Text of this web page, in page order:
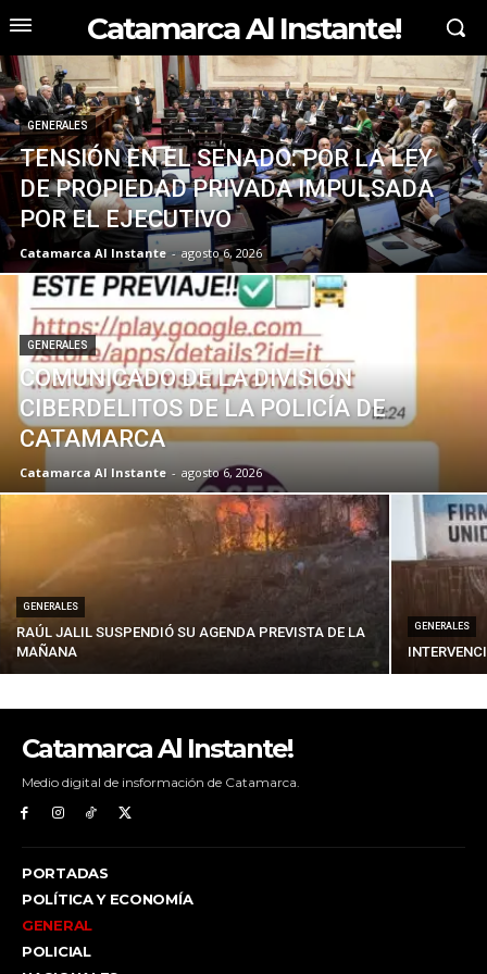
Catamarca Al Instante!
GENERALES
TENSIÓN EN EL SENADO: POR LA LEY
DE PROPIEDAD PRIVADA IMPULSADA
POR EL EJECUTIVO
Catamarca Al Instante - agosto 6, 2026
GENERALES
COMUNICADO DE LA DIVISIÓN
CIBERDELITOS DE LA POLICÍA DE
CATAMARCA
Catamarca Al Instante - agosto 6, 2026
GENERALES
RAÚL JALIL SUSPENDIÓ SU AGENDA PREVISTA DE LA
MAÑANA
GENERALES
Catamarca Al Instante!
Medio digital de insformación de Catamarca.
PORTADAS
POLÍTICA Y ECONOMÍA
GENERAL
POLICIAL